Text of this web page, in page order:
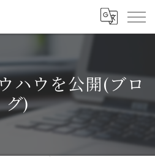
ハウを公開(ブロ
グ)